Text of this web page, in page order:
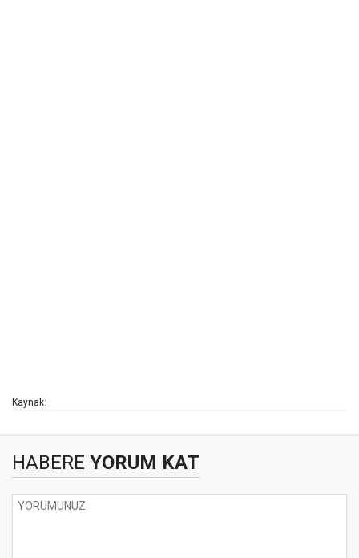
Kaynak:
HABERE YORUM KAT